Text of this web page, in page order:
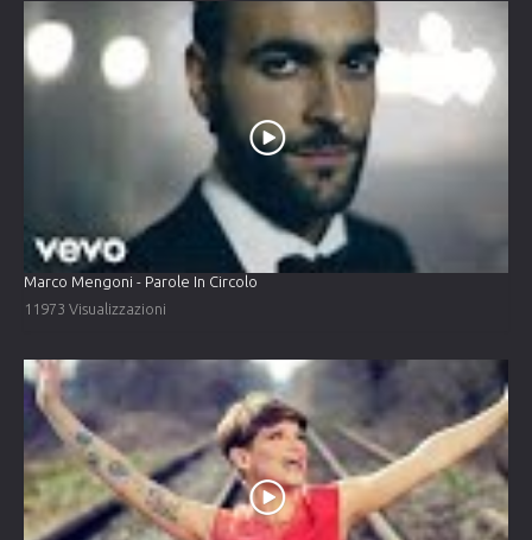
Marco Mengoni - Parole In Circolo
11973 Visualizzazioni